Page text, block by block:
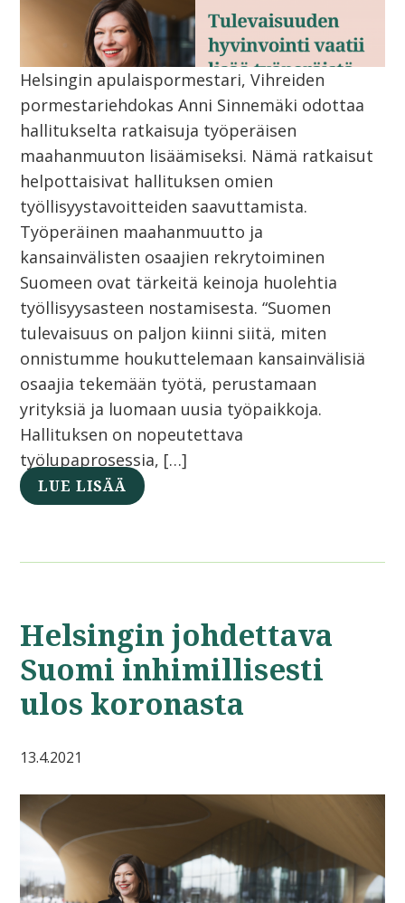
Helsingin apulaispormestari, Vihreiden
pormestariehdokas Anni Sinnemäki odottaa
hallitukselta ratkaisuja työperäisen
maahanmuuton lisäämiseksi. Nämä ratkaisut
helpottaisivat hallituksen omien
työllisyystavoitteiden saavuttamista.
Työperäinen maahanmuutto ja
kansainvälisten osaajien rekrytoiminen
Suomeen ovat tärkeitä keinoja huolehtia
työllisyysasteen nostamisesta. “Suomen
tulevaisuus on paljon kiinni siitä, miten
onnistumme houkuttelemaan kansainvälisiä
osaajia tekemään työtä, perustamaan
yrityksiä ja luomaan uusia työpaikkoja.
Hallituksen on nopeutettava
työlupaprosessia, […]
LUE LISÄÄ
Helsingin johdettava
Suomi inhimillisesti
ulos koronasta
13.4.2021